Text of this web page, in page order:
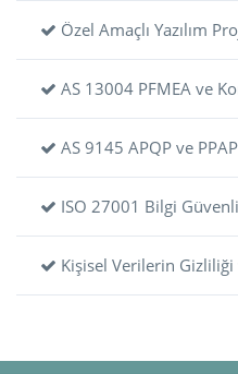
Özel Amaçlı Yazılım
AS 13004 PFMEA ve
AS 9145 APQP ve PPAP
ISO 27001 Bilgi
Kişisel Verilerin Gizliliği